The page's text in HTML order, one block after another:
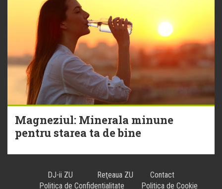
Magneziul: Minerala minune
pentru starea ta de bine
DJ-ii ZU Reţeaua ZU
Contact
Politica de Confidentialitate
Politica de Cookie